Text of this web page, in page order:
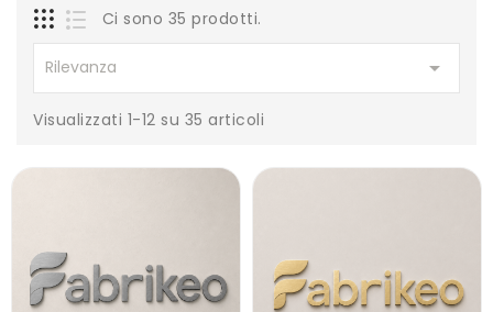
Ci sono 35 prodotti.
Rilevanza 
Visualizzati 1-12 su 35 articoli